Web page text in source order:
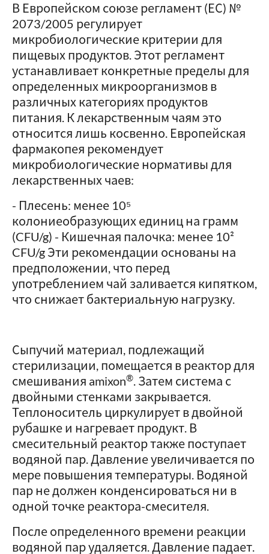
В Европейском союзе регламент (ЕС) №
2073/2005 регулирует
микробиологические критерии для
пищевых продуктов. Этот регламент
устанавливает конкретные пределы для
определенных микроорганизмов в
различных категориях продуктов
питания. К лекарственным чаям это
относится лишь косвенно. Европейская
фармакопея рекомендует
микробиологические нормативы для
лекарственных чаев:
- Плесень: менее 10⁵
колониеобразующих единиц на грамм
(CFU/g) - Кишечная палочка: менее 10²
CFU/g Эти рекомендации основаны на
предположении, что перед
употреблением чай заливается кипятком,
что снижает бактериальную нагрузку.
Сыпучий материал, подлежащий
стерилизации, помещается в реактор для
смешивания amixon®. Затем система с
двойными стенками закрывается.
Теплоноситель циркулирует в двойной
рубашке и нагревает продукт. В
смесительный реактор также поступает
водяной пар. Давление увеличивается по
мере повышения температуры. Водяной
пар не должен конденсироваться ни в
одной точке реактора-смесителя.
После определенного времени реакции
водяной пар удаляется. Давление падает.